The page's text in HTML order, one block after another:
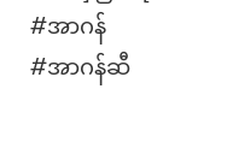
#အာဂန်
#အာဂန်ဆီ